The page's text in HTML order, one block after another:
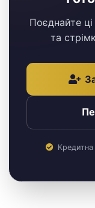
Поєднайте
та
Кредитна